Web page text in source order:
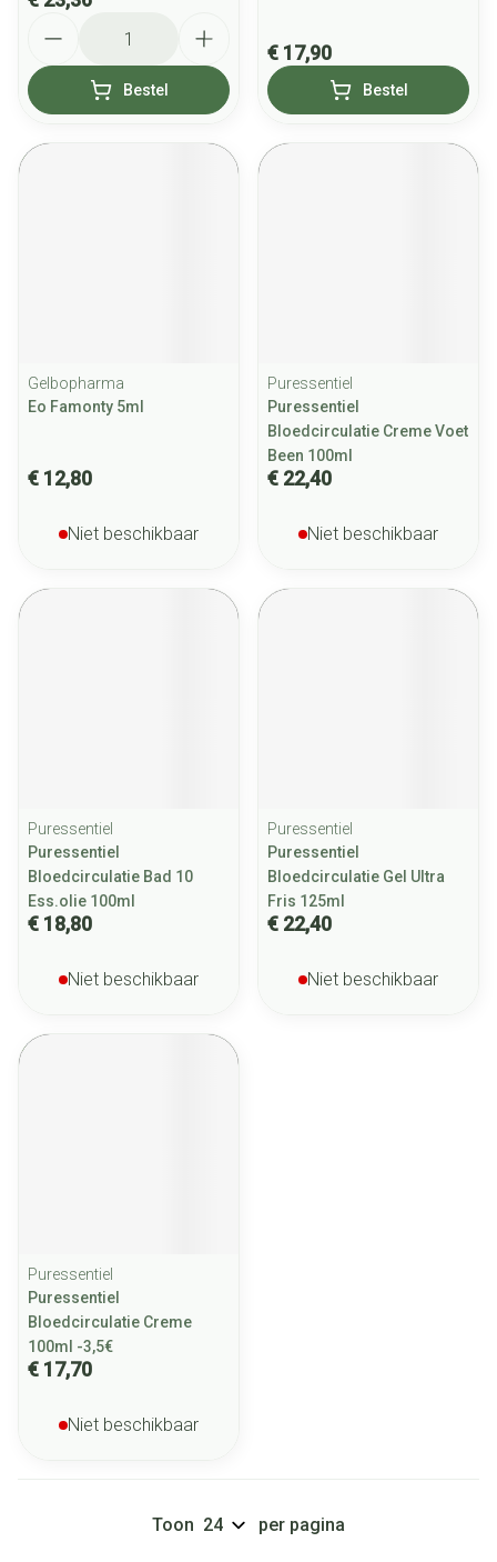
Bestel
€ 17,90
Bestel
Gelbopharma
Eo Famonty 5ml
€ 12,80
Niet beschikbaar
Puressentiel
Puressentiel
Bloedcirculatie Creme Voet
Been 100ml
€ 22,40
Niet beschikbaar
Puressentiel
Puressentiel
Bloedcirculatie Bad 10
Ess.olie 100ml
€ 18,80
Niet beschikbaar
Puressentiel
Puressentiel
Bloedcirculatie Gel Ultra
Fris 125ml
€ 22,40
Niet beschikbaar
Puressentiel
Puressentiel
Bloedcirculatie Creme
100ml -3,5€
€ 17,70
Niet beschikbaar
Toon per pagina